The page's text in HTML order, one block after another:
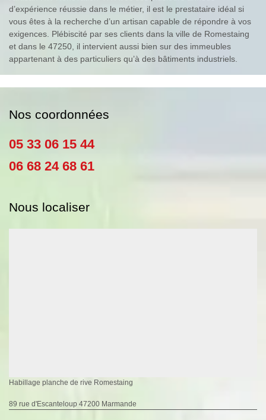
d’expérience réussie dans le métier, il est le prestataire idéal si
vous êtes à la recherche d’un artisan capable de répondre à vos
exigences. Plébiscité par ses clients dans la ville de Romestaing
et dans le 47250, il intervient aussi bien sur des immeubles
appartenant à des particuliers qu’à des bâtiments industriels.
Nos coordonnées
05 33 06 15 44
06 68 24 68 61
Nous localiser
Habillage planche de rive Romestaing
89 rue d'Escanteloup 47200 Marmande